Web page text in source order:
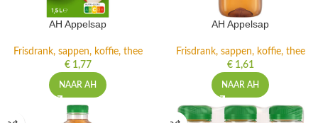
AH Appelsap
Frisdrank, sappen, koffie, thee
€1,77
NAAR AH
AH Appelsap
Frisdrank, sappen, koffie, thee
€1,61
NAAR AH